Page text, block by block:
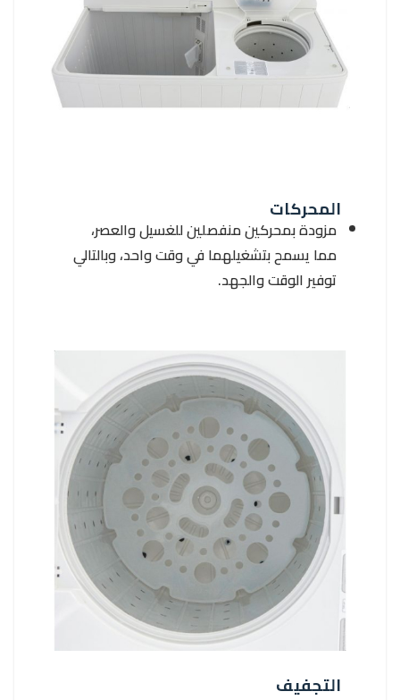
المحركات
مزودة بمحركين منفصلين للغسيل والعصر،
مما يسمح بتشغيلهما في وقت واحد، وبالتالي
توفير الوقت والجهد.
التجفيف